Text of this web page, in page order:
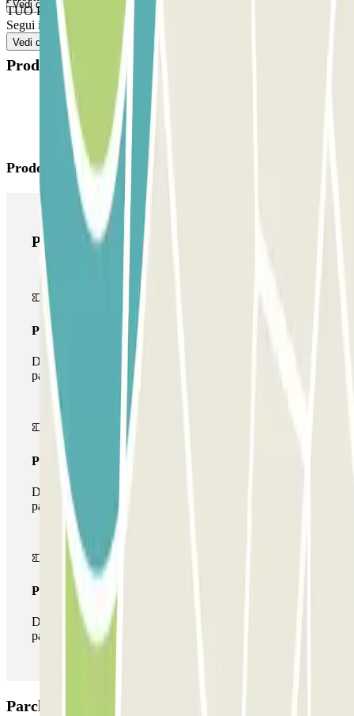
Vedi di più
TUO PASS INCLUDE ENTRATE E USCITE ILLIMITATE:
Segui il processo indicato precedentemente per entrare e uscire.
Vedi di più
Prodotti disponibili
Prodotti di Parclick
Prodotti di Parclick
Pass unico
Durante il tuo soggiorno potrai entrare e uscire dal
parcheggio una sola volta
Pass multiparking
Durante il tuo soggiorno potrai usufruire dell'intera rete di
parcheggi disponibili su Parclick.
Pass illlimitato
Durante il tuo soggiorno potrai entrare e uscire dal
parcheggio tutte le volte che vorrai.
Parcheggio Park Colosseo: Opinioni